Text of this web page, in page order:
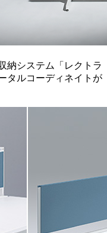
納システム「レクトラ
タルコーディネイトが